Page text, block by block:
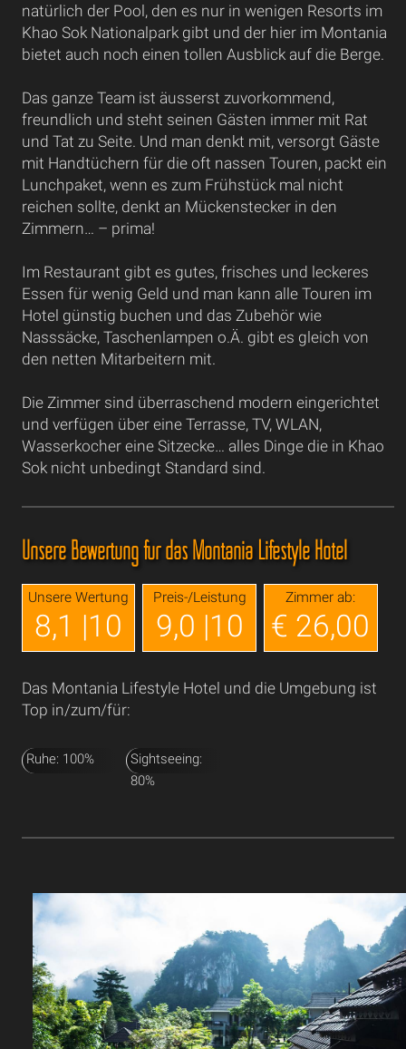
natürlich der Pool, den es nur in wenigen Resorts im
Khao Sok Nationalpark gibt und der hier im Montania
bietet auch noch einen tollen Ausblick auf die Berge.
Das ganze Team ist äusserst zuvorkommend,
freundlich und steht seinen Gästen immer mit Rat
und Tat zu Seite. Und man denkt mit, versorgt Gäste
mit Handtüchern für die oft nassen Touren, packt ein
Lunchpaket, wenn es zum Frühstück mal nicht
reichen sollte, denkt an Mückenstecker in den
Zimmern… – prima!
Im Restaurant gibt es gutes, frisches und leckeres
Essen für wenig Geld und man kann alle Touren im
Hotel günstig buchen und das Zubehör wie
Nasssäcke, Taschenlampen o.Ä. gibt es gleich von
den netten Mitarbeitern mit.
Die Zimmer sind überraschend modern eingerichtet
und verfügen über eine Terrasse, TV, WLAN,
Wasserkocher eine Sitzecke… alles Dinge die in Khao
Sok nicht unbedingt Standard sind.
Unsere Bewertung für das Montania Lifestyle Hotel
Unsere Wertung
8,1 |10
Preis-/Leistung
9,0 |10
Zimmer ab:
€ 26,00
Das Montania Lifestyle Hotel und die Umgebung ist
Top in/zum/für:
Ruhe: 100%
Sightseeing:
80%